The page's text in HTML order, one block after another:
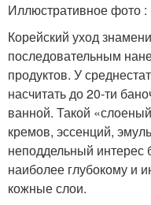
Иллюстративное фото :
Корейский уход
последовательным
продуктов. У
насчитать до 20-ти
ванной. Такой
кремов, эссенций,
неподдельный интерес
наиболее глубокому и
кожные слои.